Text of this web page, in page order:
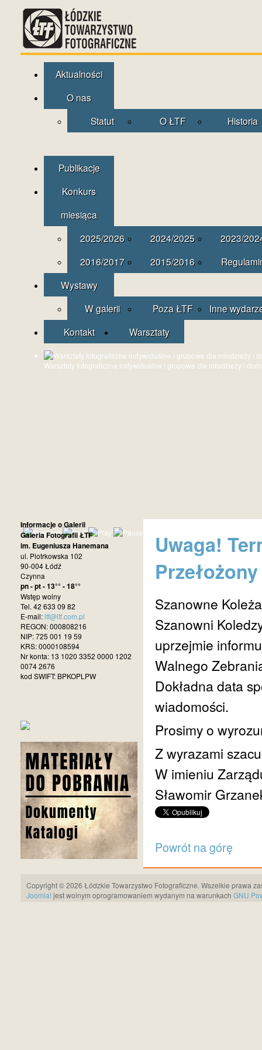
Aktualności
O nas
Statut
O ŁTF Historia
Publikacje
Konkurs
miesiąca
2025/2026
2024/2025
2023/
2016/2017
2015/2016
Wystawy
W galerii
Poza ŁTF
Inne
Kontakt
Warsztaty
Warsztaty fotograficzne indywidualne i grupowe dla młodzieży i
Uwaga!
Przełożony
Szanowne
Szanowni
uprzejmie
Walnego
Dokładna data
wiadomości.
Prosimy o
Z wyrazami
W imieniu
Sławomir
Powrót na górę
Informacje o Galerii
Galeria Fotografii ŁTF
im. Eugeniusza Hanemana
ul. Piotrkowska 102
90-004 Łódź
Czynna
pn - pt - 13°° - 18°°
Wstęp wolny
Tel. 42 633 09 82
E-mail:ltf@ltf.com.pl
REGON: 000808216
NIP: 725 001 19 59
KRS: 0000108594
Nr konta: 13 1020 3352 0000 1202
0074 2676
kod SWIFT: BPKOPLPW
Copyright © 2026 Łódzkie Towarzystwo Fotograficzne. Wszelkie prawa
Joomla! jest wolnym oprogramowaniem wydanym na warunkach GNU